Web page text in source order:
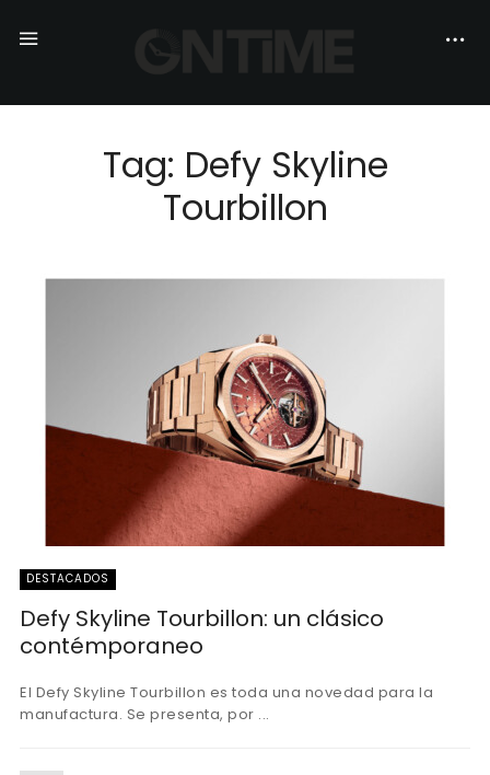
Tag: Defy Skyline
Tourbillon
DESTACADOS
Defy Skyline Tourbillon: un clásico
contémporaneo
El Defy Skyline Tourbillon es toda una novedad para la
manufactura. Se presenta, por ...